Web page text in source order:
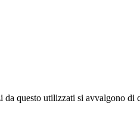
da questo utilizzati si avvalgono